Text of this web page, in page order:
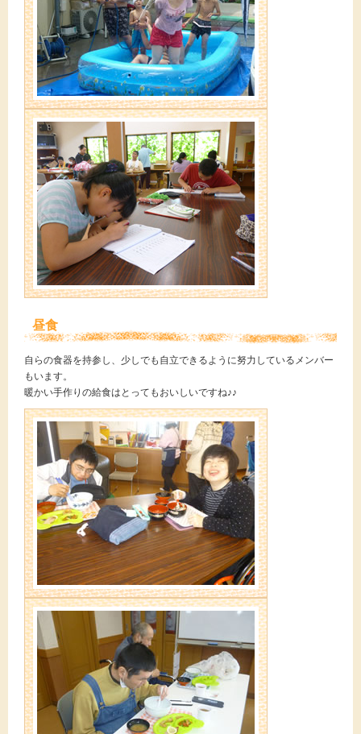
昼食
自らの食器を持参し、少しでも自立できるように努力しているメンバー
もいます。
暖かい手作りの給食はとってもおいしいですね♪♪